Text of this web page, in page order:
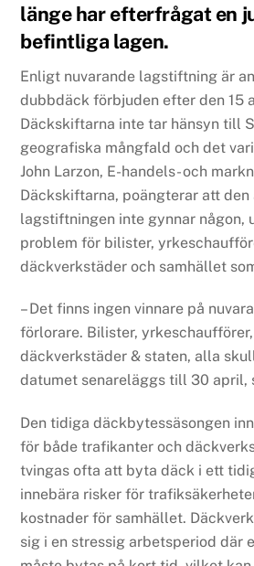
länge har efterfrågat en
befintliga lagen.
Enligt nuvarande lagstiftning är
dubbdäck förbjuden efter den 15
Däckskiftarna inte tar hänsyn till
geografiska mångfald och det
John Larzon, E-handels- och
Däckskiftarna, poängterar att
lagstiftningen inte gynnar någon,
problem för bilister,
däckverkstäder och samhället
– Det finns ingen vinnare på
förlorare. Bilister,
däckverkstäder & staten, alla
datumet senareläggs till 30 april,
Den tidiga däckbytessäsongen
för både trafikanter och
tvingas ofta att byta däck i ett
innebära risker för
kostnader för samhället.
sig i en stressig arbetsperiod där